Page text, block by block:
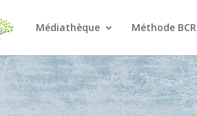
Médiathèque Méthode BCR